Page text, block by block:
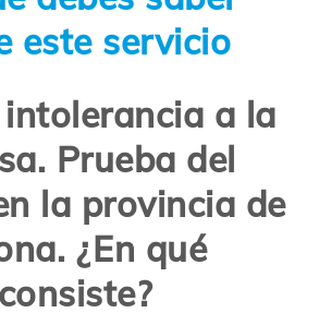
este servicio
a la
Prueba del
la provincia de
¿En qué
consiste?